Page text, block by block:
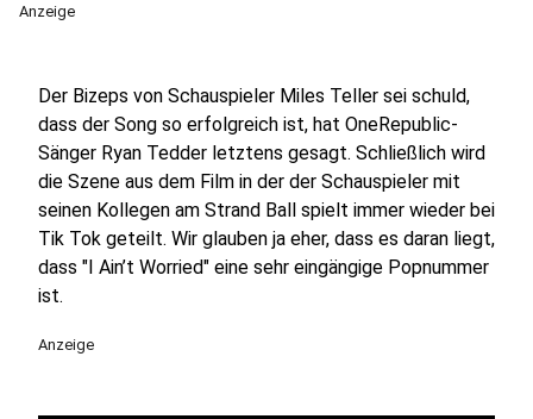
Anzeige
Der Bizeps von Schauspieler Miles Teller sei schuld,
dass der Song so erfolgreich ist, hat OneRepublic-
Sänger Ryan Tedder letztens gesagt. Schließlich wird
die Szene aus dem Film in der der Schauspieler mit
seinen Kollegen am Strand Ball spielt immer wieder bei
Tik Tok geteilt. Wir glauben ja eher, dass es daran liegt,
dass "I Ain’t Worried" eine sehr eingängige Popnummer
ist.
Anzeige